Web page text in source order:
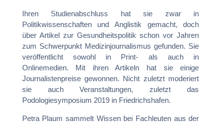
Ihren Studienabschluss hat sie zwar in
Politikwissenschaften und Anglistik gemacht, doch
über Artikel zur Gesundheitspolitik schon vor Jahren
zum Schwerpunkt Medizinjournalismus gefunden. Sie
veröffentlicht sowohl in Print- als auch in
Onlinemedien. Mit ihren Artikeln hat sie einige
Journalistenpreise gewonnen. Nicht zuletzt moderiert
sie auch Veranstaltungen, zuletzt das
Podologiesymposium 2019 in Friedrichshafen.
Petra Plaum sammelt Wissen bei Fachleuten aus der